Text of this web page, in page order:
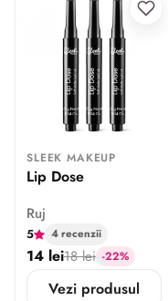
SLEEK MAKEUP
Lip Dose
Ruj
5 4 recenzii
14 lei18 lei -22%
Vezi produsul